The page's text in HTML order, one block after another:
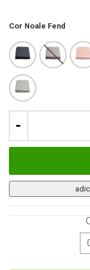
Cor Noale Fend
-